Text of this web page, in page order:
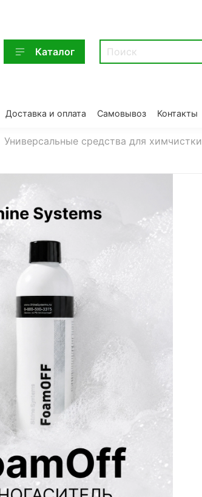
Каталог
Доставка и оплата Самовывоз Контакты
Универсальные средства для химчистки